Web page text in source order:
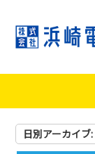
日別アーカイブ: